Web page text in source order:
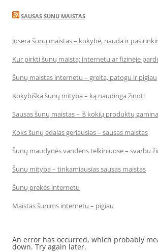
SAUSAS SUNU MAISTAS
Josera šunų maistas – kokybė, nauda ir
Kur pirkti šunų maistą: internetu ar fizinėje
Šunų maistas internetu – greita, patogu ir pigiau
Kokybiška šunų mityba – ką naudinga žinoti
Sausas šunų maistas – iš kokių produktų
Koks šunų ėdalas geriausias – sausas maistas
Šunų maudynės vandens telkiniuose – svarbu
Šunų mityba – tinkamiausias sausas maistas
Šunų prekės internetu
Maistas šunims internetu – pigiau
An error has occurred, which probably
down. Try again later.